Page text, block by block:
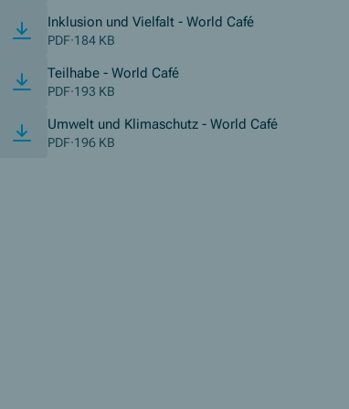
Inklusion und Vielfalt - World Café(Öffnet in
PDF·184 KB
Teilhabe - World Café(Öffnet in neuem Fenster)
PDF·193 KB
Umwelt und Klimaschutz - World Café(Öffnet in
PDF·196 KB